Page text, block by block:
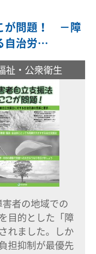
が問題！ －障
自治労…
祉・公衆衛生
者の地域での
目的とした「障
れました。しか
担抑制が最優先